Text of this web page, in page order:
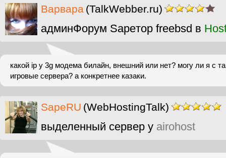
Варвара (TalkWebber.ru)
админФорум Sapeтор freebsd в
какой ip у 3g модема билайн, внешний или нет? могу ли я с
игровые сервера? а конкретнее казаки.
SapeRU (WebHostingTalk)
выделенный сервер у airohost